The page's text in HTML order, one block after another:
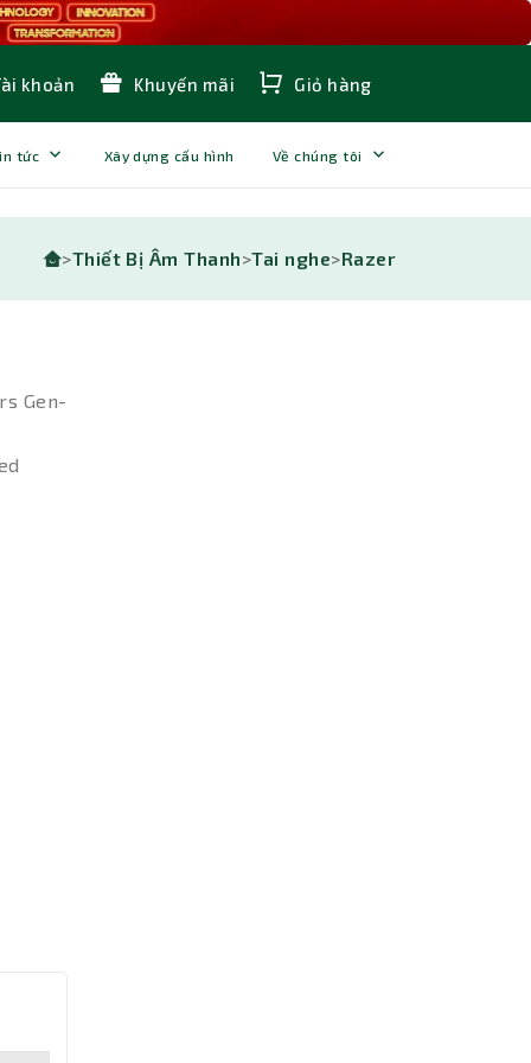
khoản Khuyến mãi Giỏ hàng
tức Xây dựng cấu hình Về chúng tôi
>Thiết Bị Âm Thanh>Tai nghe>Razer
Gen-